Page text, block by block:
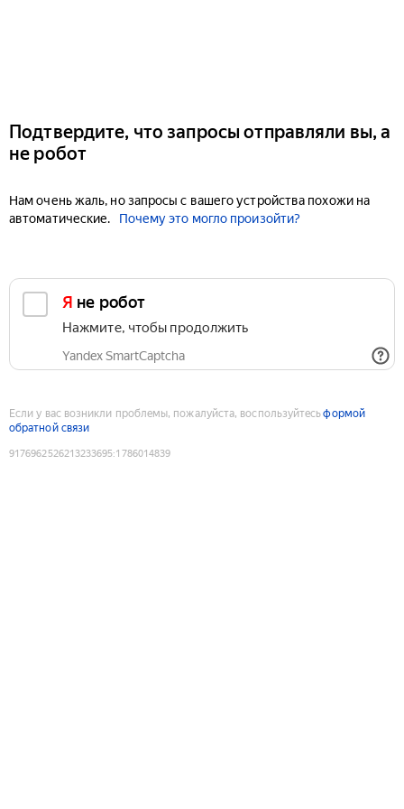
Подтвердите, что запросы отправляли вы, а
не робот
Нам очень жаль, но запросы с вашего устройства похожи на
автоматические.
Почему это могло произойти?
Я не робот
Нажмите, чтобы продолжить
Yandex SmartCaptcha
Если у вас возникли проблемы, пожалуйста, воспользуйтесьформой
обратной связи
9176962526213233695:1786014839